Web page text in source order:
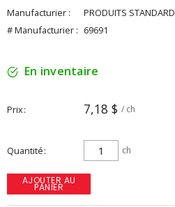
Manufacturier :
PRODUITS STANDARD
# Manufacturier : 69691
En inventaire
Prix 7,18 $ / ch
Quantité ch
AJOUTER AU
PANIER